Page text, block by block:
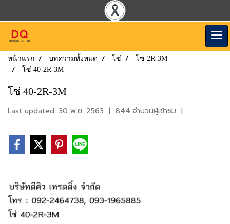
หน้าแรก บทความทั้งหมด โซ่
โซ่ 2R-3M
โซ่ 40-2R-3M
โซ่ 40-2R-3M
Last updated: 30 พ.ย. 2563 | 844 จำนวนผู้เข้าชม |